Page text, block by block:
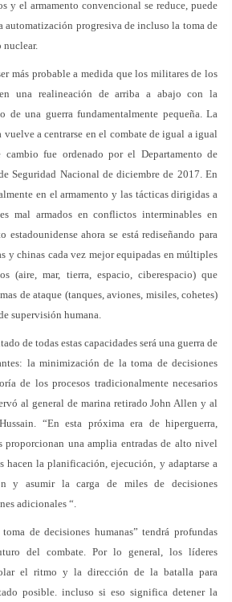
y el armamento convencional se reduce, puede
automatización progresiva de incluso la toma de
nuclear.
más probable a medida que los militares de los
una realineación de arriba a abajo con la
de una guerra fundamentalmente pequeña. La
a centrarse en el combate de igual a igual
fue ordenado por el Departamento de
Seguridad Nacional de diciembre de 2017. En
en el armamento y las tácticas dirigidas a
mal armados en conflictos interminables en
estadounidense ahora se está rediseñando para
y chinas cada vez mejor equipadas en múltiples
(aire, mar, tierra, espacio, ciberespacio) que
de ataque (tanques, aviones, misiles, cohetes)
supervisión humana.
de todas estas capacidades será una guerra de
la minimización de la toma de decisiones
de los procesos tradicionalmente necesarios
al general de marina retirado John Allen y al
“En esta próxima era de hiperguerra,
proporcionan una amplia entradas de alto nivel
hacen la planificación, ejecución, y adaptarse a
y asumir la carga de miles de decisiones
adicionales “.
de decisiones humanas” tendrá profundas
del combate. Por lo general, los líderes
el ritmo y la dirección de la batalla para
posible. incluso si eso significa detener la